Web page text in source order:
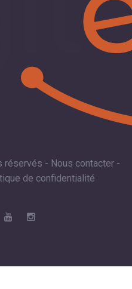
réservés - Nous contacter -
de confidentialité